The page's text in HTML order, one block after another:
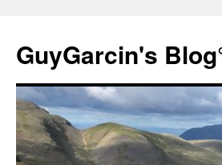
contenu
GuyGarcin's